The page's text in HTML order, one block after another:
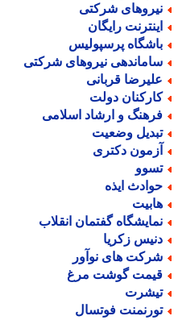
شرکتی
رایگان
پرسپولیس
نیروهای شرکتی
قربانی
دولت
و ارشاد اسلامی
وضعیت
دکتری
ایذه
گفتمان انقلاب
زکریا
های نوآور
گوشت مرغ
فوتسال